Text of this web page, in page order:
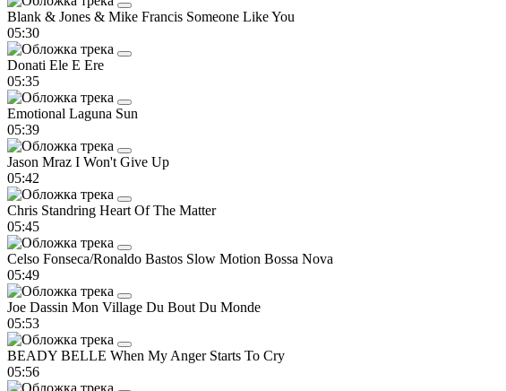
Blank & Jones & Mike Francis Someone Like You
05:30
Donati Ele E Ere
05:35
Emotional Laguna Sun
05:39
Jason Mraz I Won't Give Up
05:42
Chris Standring Heart Of The Matter
05:45
Celso Fonseca/Ronaldo Bastos Slow Motion Bossa Nova
05:49
Joe Dassin Mon Village Du Bout Du Monde
05:53
BEADY BELLE When My Anger Starts To Cry
05:56